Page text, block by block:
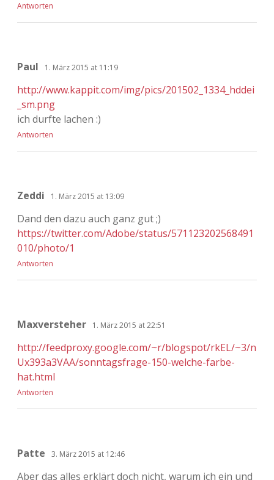
Antworten
Paul 1. März 2015 at 11:19
http://www.kappit.com/img/pics/201502_1334_hddei
_sm.png
ich durfte lachen :)
Antworten
Zeddi 1. März 2015 at 13:09
Dand den dazu auch ganz gut ;)
https://twitter.com/Adobe/status/571123202568491
010/photo/1
Antworten
Maxversteher 1. März 2015 at 22:51
http://feedproxy.google.com/~r/blogspot/rkEL/~3/n
Ux393a3VAA/sonntagsfrage-150-welche-farbe-
hat.html
Antworten
Patte 3. März 2015 at 12:46
Aber das alles erklärt doch nicht, warum ich ein und